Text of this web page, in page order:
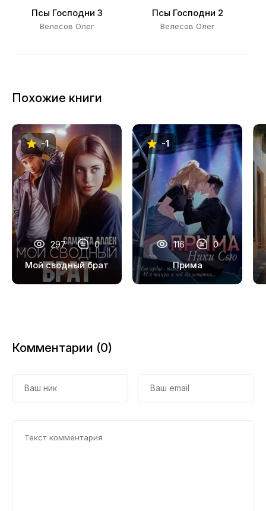
Псы Господни 3
Велесов Олег
Псы Господни 2
Велесов Олег
Похожие книги
-1
297 0
Мой сводный брат
-1
116 0
Прима
Комментарии (0)